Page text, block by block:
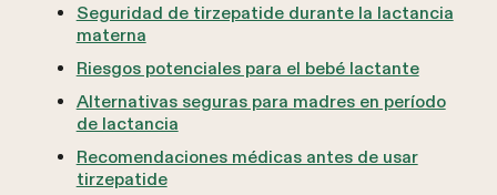
Seguridad de tirzepatide durante la lactancia
materna
Riesgos potenciales para el bebé lactante
Alternativas seguras para madres en período
de lactancia
Recomendaciones médicas antes de usar
tirzepatide